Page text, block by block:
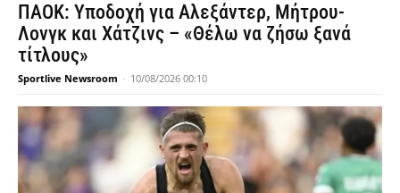
ΠΑΟΚ: Υποδοχή για Αλεξάντερ, Μήτρου-
Λονγκ και Χάτζινς – «Θέλω να ζήσω ξανά
τίτλους»
Sportlive Newsroom - 10/08/2026 00:10